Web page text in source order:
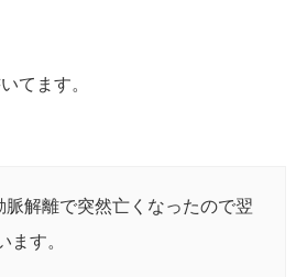
てます。
解離で突然亡くなったので翌
ます。